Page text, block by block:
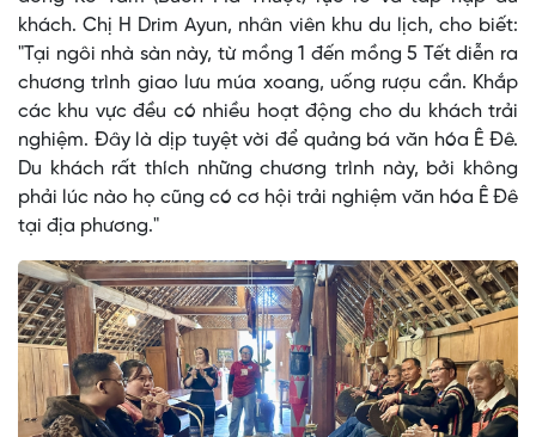
khách. Chị H Drim Ayun, nhân viên khu du lịch, cho biết:
"Tại ngôi nhà sàn này, từ mồng 1 đến mồng 5 Tết diễn ra
chương trình giao lưu múa xoang, uống rượu cần. Khắp
các khu vực đều có nhiều hoạt động cho du khách trải
nghiệm. Đây là dịp tuyệt vời để quảng bá văn hóa Ê Đê.
Du khách rất thích những chương trình này, bởi không
phải lúc nào họ cũng có cơ hội trải nghiệm văn hóa Ê Đê
tại địa phương."